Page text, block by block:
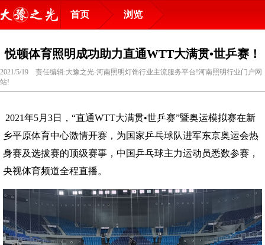
首页 浏览
悦顿体育照明成功助力直通WTT大满贯•世乒赛！
2021/5/19 责任编辑:大豫之光-河南照明灯饰行业主流服务平台!河南照明行业门户网
站!
2021年5月3日，“直通WTT大满贯•世乒赛”暨奥运模拟赛在新
乡平原体育中心激情开赛，为国家乒乓球队进军东京奥运会热
身赛及选拔赛的顶级赛事，中国乒乓球主力运动员悉数参赛，
央视体育频道全程直播。